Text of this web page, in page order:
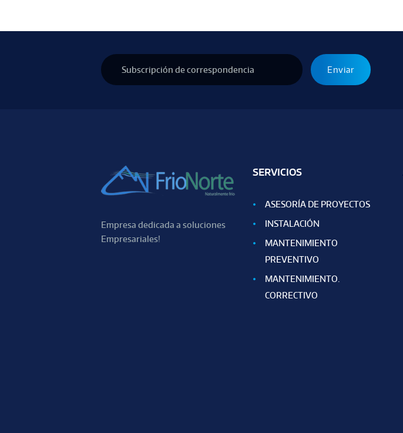
Empresa dedicada a soluciones
Empresariales!
SERVICIOS
ASESORÍA DE PROYECTOS
INSTALACIÓN
MANTENIMIENTO
PREVENTIVO
MANTENIMIENTO.
CORRECTIVO